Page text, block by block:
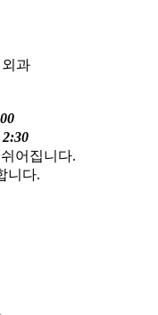
2:30
어집니다.
니다.